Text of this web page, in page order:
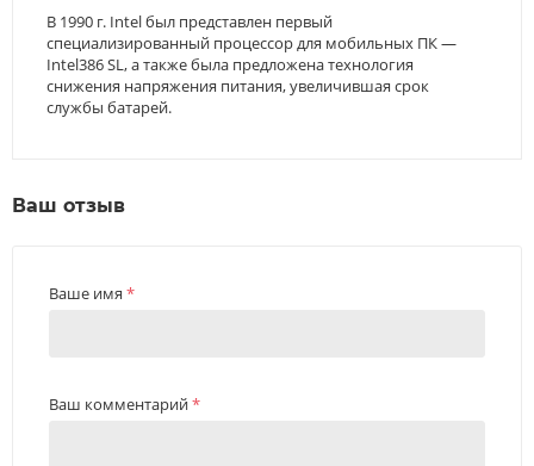
В 1990 г. Intel был представлен первый
специализированный процессор для мобильных ПК —
Intel386 SL, а также была предложена технология
снижения напряжения питания, увеличившая срок
службы батарей.
Ваш отзыв
Ваше имя *
Ваш комментарий*